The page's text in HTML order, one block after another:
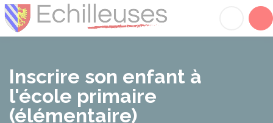
Inscrire son enfant à
l'école primaire
(élémentaire)